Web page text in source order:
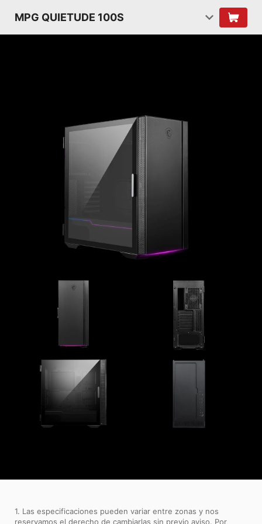
MPG QUIETUDE 100S
1. Las especificaciones pueden variar entre zonas y nos
reservamos el derecho de cambiarlas sin previo aviso. Por